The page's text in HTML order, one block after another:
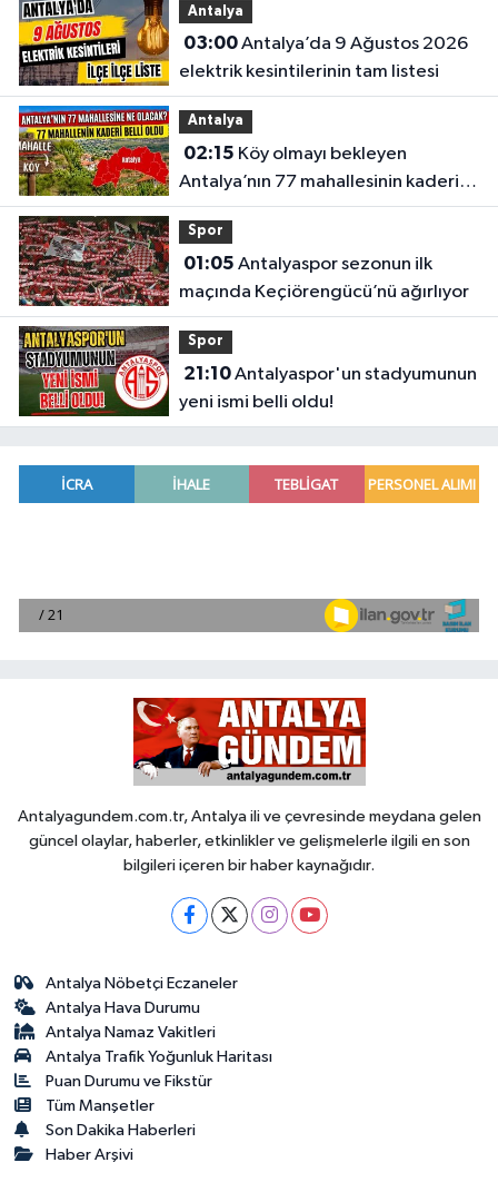
Antalya
03:00Antalya’da 9 Ağustos 2026
elektrik kesintilerinin tam listesi
Antalya
02:15
Antalya’nın 77 mahallesinin kaderi
belli oldu
Spor
01:05
maçında Keçiörengücü’nü ağırlıyor
Spor
21:10Antalyaspor'un stadyumunun
yeni ismi belli oldu!
Antalyagundem.com.tr, Antalya ili ve çevresinde meydana gelen
güncel olaylar, haberler, etkinlikler ve gelişmelerle ilgili en son
bilgileri içeren bir haber kaynağıdır.
Antalya Nöbetçi Eczaneler
Antalya Hava Durumu
Antalya Namaz Vakitleri
Antalya Trafik Yoğunluk Haritası
Puan Durumu ve Fikstür
Tüm Manşetler
Son Dakika Haberleri
Haber Arşivi